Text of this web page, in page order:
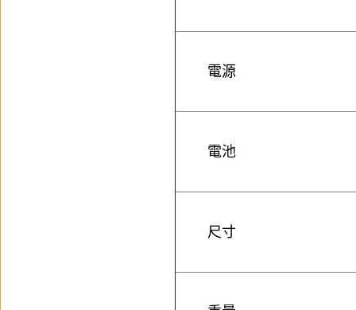
電源
電池
尺寸